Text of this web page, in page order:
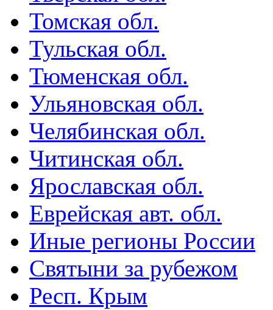
Томская обл.
Тульская обл.
Тюменская обл.
Ульяновская обл.
Челябинская обл.
Читинская обл.
Ярославская обл.
Еврейская авт. обл.
Иные регионы России
Святыни за рубежом
Респ. Крым